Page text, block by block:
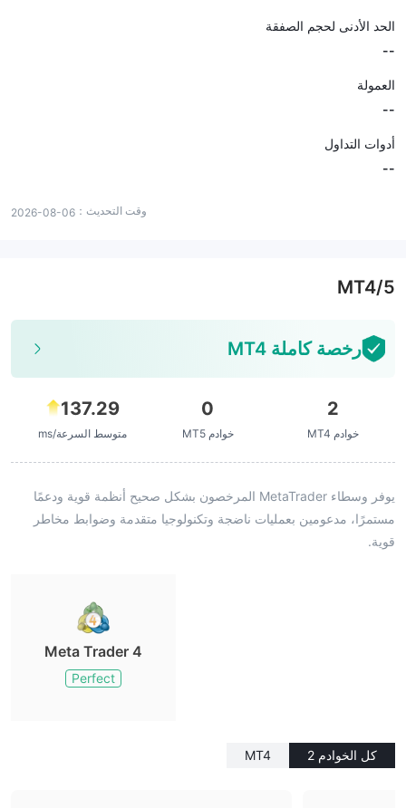
الحد الأدنى لحجم الصفقة
--
العمولة
--
أدوات التداول
--
وقت التحديث： 2026-08-06
MT4/5
رخصة كاملة MT4
2
خوادم MT4
0
خوادم MT5
137.29
متوسط السرعة/ms
يوفر وسطاء MetaTrader المرخصون بشكل صحيح أنظمة قوية ودعمًا
مستمرًا، مدعومين بعمليات ناضجة وتكنولوجيا متقدمة وضوابط مخاطر
قوية.
Meta Trader 4
Perfect
كل الخوادم 2 MT4